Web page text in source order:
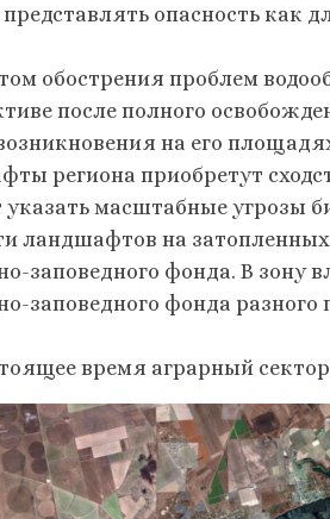
представлять опасность как
обострения проблем
после полного
на его
региона приобретут
указать масштабные угрозы
ландшафтов на
заповедного фонда. В зону
заповедного фонда разного
время аграрный